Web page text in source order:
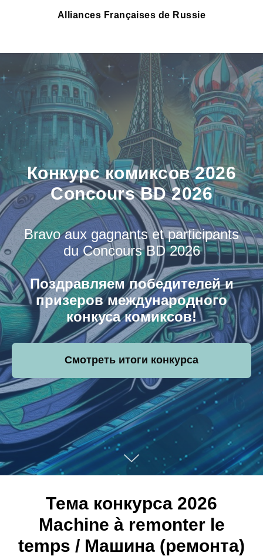
Alliances Françaises de Russie
Конкурс комиксов 2026
Concours BD 2026
Bravo aux gagnants et participants
du Concours BD 2026
Поздравляем победителей и
призеров международного
конкуса комиксов!
Смотреть итоги конкурса
Тема конкурса 2026
Machine à remonter le
temps / Машина (ремонта)